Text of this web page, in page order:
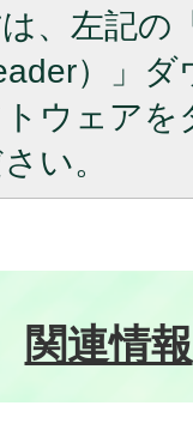
、左記の
）」
ウェア
い。
関連情報